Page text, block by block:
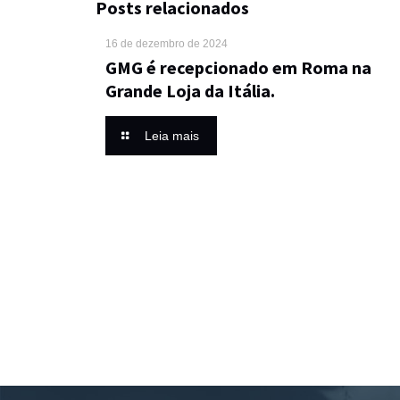
Posts relacionados
16 de dezembro de 2024
GMG é recepcionado em Roma na
Grande Loja da Itália.
Leia mais